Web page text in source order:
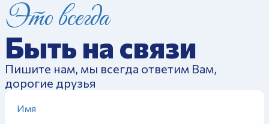
Это всегда
Быть на связи
Пишите нам, мы всегда ответим Вам,
дорогие друзья